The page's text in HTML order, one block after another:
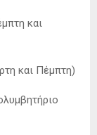
και
και Πέμπτη)